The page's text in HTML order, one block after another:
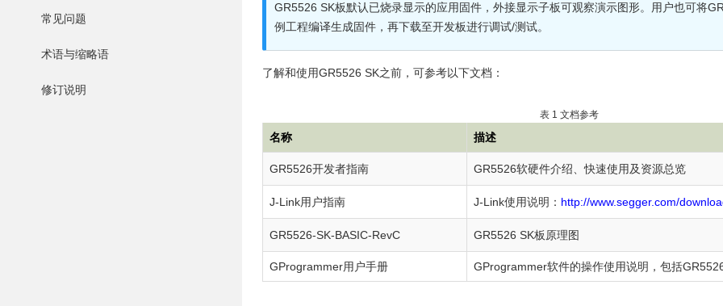
常见问题
术语与缩略语
修订说明
GR5526 SK板默认已烧录显示的应用固件，外接显示子板可观察演示图形。用户也可将
例工程编译生成固件，再下载至开发板进行调试/测试。
了解和使用GR5526 SK之前，可参考以下文档：
表 1 文档参考
名称 描述
GR5526开发者指南 GR5526软硬件介绍、快速使用及资源总览
J-Link用户指南 J-Link使用说明： http://www.segger.com/
GR5526-SK-BASIC-RevC GR5526 SK板原理图
GProgrammer用户手册 GProgrammer软件的操作使用说明，包括